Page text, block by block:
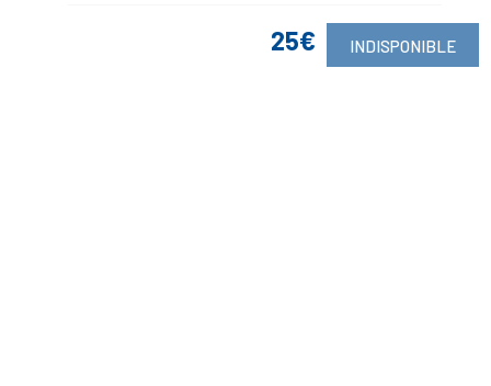
25€ INDISPONIBLE